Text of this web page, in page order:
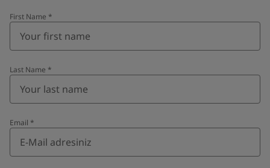
First Name *
Last Name *
Email *